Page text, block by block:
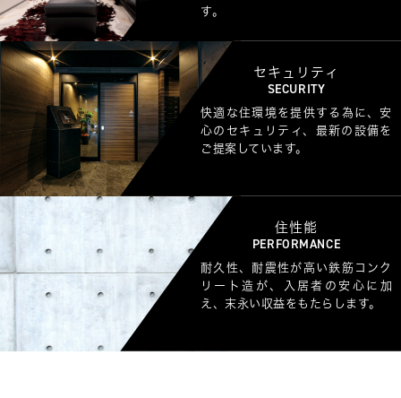
す。
セキュリティ
SECURITY
快適な住環境を提供する為に、安
心のセキュリティ、最新の設備を
ご提案しています。
住性能
PERFORMANCE
耐久性、耐震性が高い鉄筋コンク
リート造が、入居者の安心に加
え、末永い収益をもたらします。